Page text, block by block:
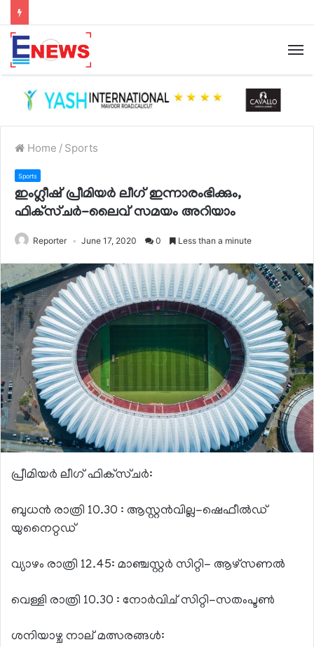
Home / Sports
Sports
ഇംഗ്ലീഷ് പ്രീമിയര്‍ ലീഗ് ഇന്നാരംഭിക്കും,
ഫിക്‌സ്ചര്‍-ലൈവ് സമയം അറിയാം
Reporter June 17, 2020 0 Less than a minute
പ്രീമിയര്‍ ലീഗ് ഫിക്‌സ്ചര്‍:
ബുധന്‍ രാത്രി 10.30 : ആസ്റ്റന്‍വില്ല-ഷെഫീല്‍ഡ്
യുനൈറ്റഡ്
വ്യാഴം രാത്രി 12.45: മാഞ്ചസ്റ്റര്‍ സിറ്റി- ആഴ്‌സണല്‍
വെള്ളി രാത്രി 10.30 : നോര്‍വിച് സിറ്റി-സതംപ്ടണ്‍
ശനിയാഴ്ച നാല് മത്സരങ്ങള്‍: